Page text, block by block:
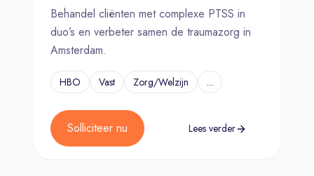
Behandel cliënten met complexe PTSS in
duo’s en verbeter samen de traumazorg in
Amsterdam.
HBO Vast Zorg/Welzijn ...
Solliciteer nu Lees verder